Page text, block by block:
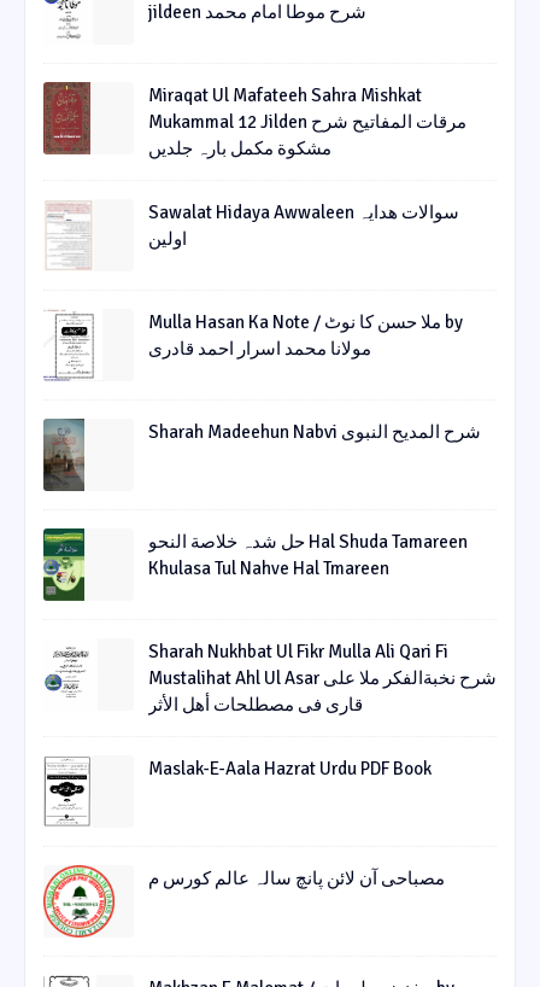
jildeen شرح موطا امام محمد
Miraqat Ul Mafateeh Sahra Mishkat
Mukammal 12 Jilden مرقات المفاتیح شرح
مشکوة مکمل بارہ جلدیں
Sawalat Hidaya Awwaleen سوالات ھدایہ
اولین
Mulla Hasan Ka Note / ملا حسن کا نوٹ by
مولانا محمد اسرار احمد قادری
Sharah Madeehun Nabvi شرح المدیح النبوی
حل شدہ خلاصة النحو Hal Shuda Tamareen
Khulasa Tul Nahve Hal Tmareen
Sharah Nukhbat Ul Fikr Mulla Ali Qari Fi
Mustalihat Ahl Ul Asar شرح نخبةالفکر ملا علی
قاری فی مصطلحات أھل الأثر
Maslak-E-Aala Hazrat Urdu PDF Book
مصباحی آن لائن پانچ سالہ عالم کورس م